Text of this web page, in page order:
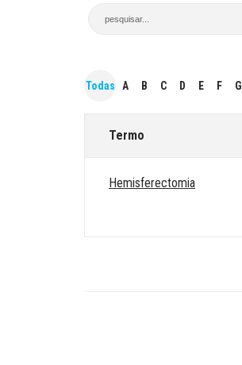
Todas A B C D E F G
Termo
Hemisferectomia